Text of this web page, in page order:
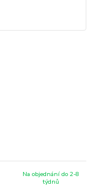
Na objednání do 2-8
týdnů